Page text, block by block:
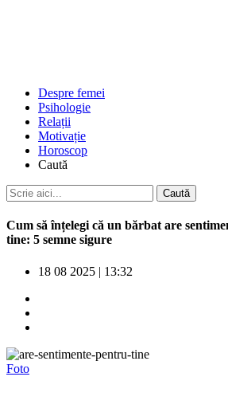
Despre femei
Psihologie
Relații
Motivație
Horoscop
Caută
Cum să înțelegi că un bărbat are
tine: 5 semne sigure
18 08 2025 | 13:32
Foto